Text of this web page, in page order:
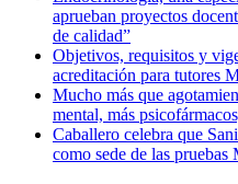
aprueban proyectos
de calidad”
Objetivos, requisitos y
acreditación para tutores
Mucho más que
mental, más
Caballero celebra que
como sede de las pruebas